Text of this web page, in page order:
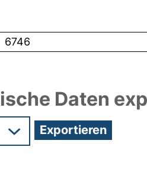
6746
Daten